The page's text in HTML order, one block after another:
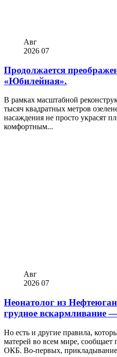
Авг
2026 07
Продолжается
«Юбилейная».
В рамках масштабной
тысяч квадратных метров
насаждения не просто украсят
комфортным...
Авг
2026 07
Неонатолог из
грудное вскармливание
Но есть и другие правила,
матерей во всем мире, сообщает
ОКБ. Во-первых,